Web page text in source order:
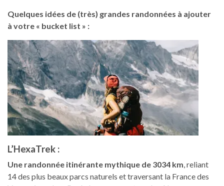
Quelques idées de (très) grandes randonnées à ajouter
à votre « bucket list » :
L’HexaTrek :
Une randonnée itinérante mythique de 3034 km, reliant
14 des plus beaux parcs naturels et traversant la France des